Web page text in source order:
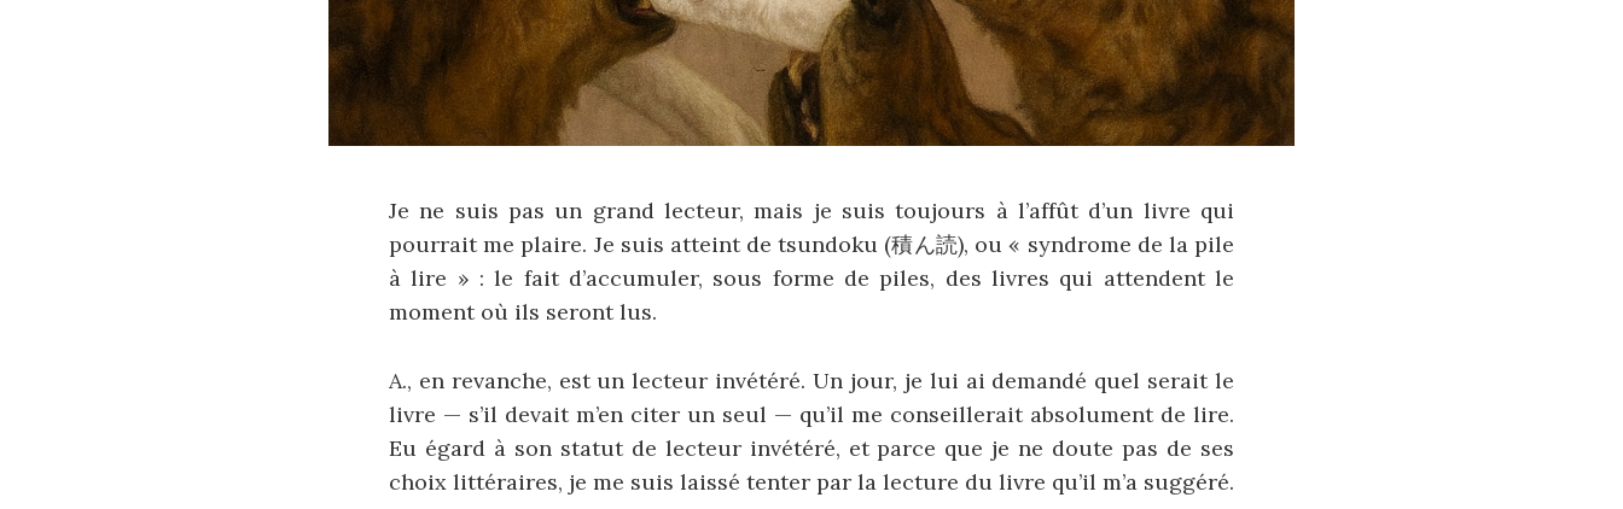
Je ne suis pas un grand lecteur, mais je suis toujours à l’affût d’un livre qui
pourrait me plaire. Je suis atteint de tsundoku (積ん読), ou « syndrome de la pile
à lire » : le fait d’accumuler, sous forme de piles, des livres qui attendent le
moment où ils seront lus.
A., en revanche, est un lecteur invétéré. Un jour, je lui ai demandé quel serait le
livre — s’il devait m’en citer un seul — qu’il me conseillerait absolument de lire.
Eu égard à son statut de lecteur invétéré, et parce que je ne doute pas de ses
choix littéraires, je me suis laissé tenter par la lecture du livre qu’il m’a suggéré.